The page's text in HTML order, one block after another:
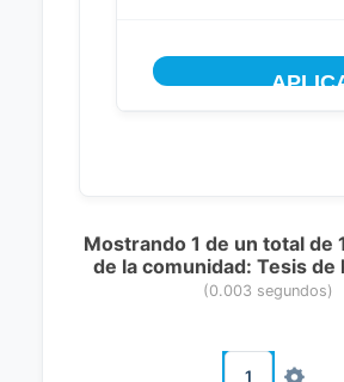
Mostrando 1 de un total de
de la comunidad: Tesis de
(0.003 segundos)
1